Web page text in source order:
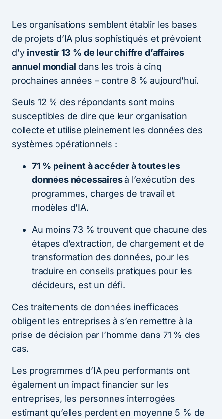
Les organisations semblent établir les bases
de projets d’IA plus sophistiqués et prévoient
d’y investir 13 % de leur chiffre d’affaires
annuel mondial dans les trois à cinq
prochaines années – contre 8 % aujourd’hui.
Seuls 12 % des répondants sont moins
susceptibles de dire que leur organisation
collecte et utilise pleinement les données des
systèmes opérationnels :
71 % peinent à accéder à toutes les
données nécessairesà l’exécution des
programmes, charges de travail et
modèles d’IA.
Au moins 73 % trouvent que chacune des
étapes d’extraction, de chargement et de
transformation des données, pour les
traduire en conseils pratiques pour les
décideurs, est un défi.
Ces traitements de données inefficaces
obligent les entreprises à s’en remettre à la
prise de décision par l’homme dans 71 % des
cas.
Les programmes d’IA peu performants ont
également un impact financier sur les
entreprises, les personnes interrogées
estimant qu’elles perdent en moyenne 5 % de